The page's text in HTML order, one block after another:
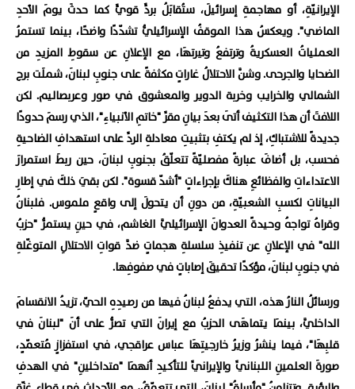
الإيرانيّةِ، أو مهاجمةِ إسرائيلَ، ستُقابَلُ بردٍّ قويٍّ كما حدثَ يومَ الأحدِ
الماضي". ويعكسُ هذا الموقفُ الإسرائيليُّ تشدّدًا واضحًا، بينما تستمرُ
العملياتُ العسكريةُ وترتفعُ وتيرتهَا، مع الإعلانِ عن سقوطِ المزيدِ من
الضحايا والجرحى. وشنَّ الاحتلالُ غاراتٍ مكثفةً على جنوبِ لبنانَ، شملَت برج
الشمالي والخرايب وخربة الدوير والمعشوق في صور وعربصاليم. لكن
اللافتَ أن هذا التكثيف أتَى بعدَ بيانِ مقرِّ "خاتمِ الأنبياءِ"، الذي رسمَ حدودًا
جديدةً للاشتباكِ، إذ لم يكتفِ بتثبيتِ معادلةِ الردِّ على استهدافِ الضاحيةِ
فحسب، بل أضافَ عبارةً مفصليّةً تتعلّقُ بجنوبِ لبنانَ، حين ربطَ استمرارَ
الاعتداءاتِ والفظائعِ هناكَ بإجراءاتٍ "أشدّ قسوة". لكن بقيَ ذلكَ في إطارِ
البياناتِ لكسبِ الشعبيّةِ، من دونِ أن يتحولَ إلى واقعٍ ملموس. فلبنانُ
وقراهُ تواجهُ وحيدةً العدوانَ الإسرائيليَّ الغاشم، في حينِ يستمرُّ "حزبُ
الله" في الإعلانِ عن تنفيذِ سلسلةِ هجماتٍ ضدَّ قواتِ الاحتلالِ المتوغّلةِ
في جنوبِ لبنانَ، مؤكدًا تحقيقَ إصاباتٍ في صفوفِها.
ورسائلُ النارُ هذه، التي يدفعُ لبنانُ فيها من رصيدِهِ الحيّ، تزيدُ الانقسامَ
الداخليَّ، بينمَا يتماهَى الحزبُ مع إيرانَ التي تصرُّ على أنَ "لبنانَ في
قلبِهَا"، فيما ينشرُ وزيرُ خارجيتِهَا عباس عراقجي، في استفزازٍ مُتعمّدٍ،
صورةَ العلمينِ اللبنانيِّ والإيرانيِّ للتأكيدِ أنهمَا "متداخلينِ" في الهدفِ